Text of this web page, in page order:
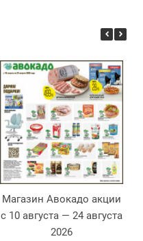
Магазин Авокадо акции
с 10 августа — 24 августа
2026